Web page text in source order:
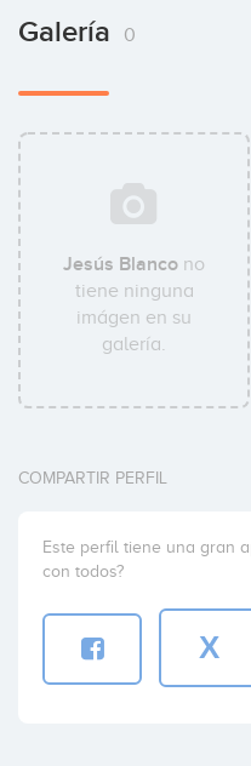
Galería 0
Jesús Blanco no
tiene ninguna
imágen en su
galería.
COMPARTIR PERFIL
Este perfil tiene una gran
con todos?
X